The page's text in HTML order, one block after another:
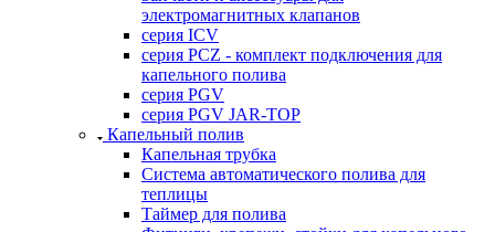
электромагнитных клапанов
серия ICV
серия PCZ - комплект подключения для
капельного полива
серия PGV
серия PGV JAR-TOP
Капельный полив
Капельная трубка
Система автоматического полива для
теплицы
Таймер для полива